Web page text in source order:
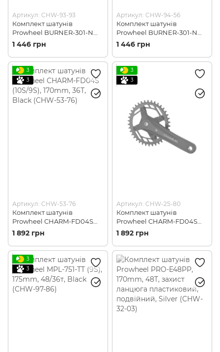
Артикул: CHW-93-93
Комплект шатунів
Prowheel BURNER-301-N
(8S), 170mm, 22/32/42T,
Black (CHW-93-93)
1 446 грн
Артикул: CHW-94-56
Комплект шатунів
Prowheel BURNER-301-N
(8S), 175mm, 22/32/42T, Black
(CHW-94-56)
1 446 грн
3
3
Артикул: CHW-53-76
Комплект шатунів
Prowheel CHARM-FD04S
(10S/9S), 170mm, 36T, Black
(CHW-53-76)
1 892 грн
3
3
Артикул: CHW-25-80
Комплект шатунів
Prowheel CHARM-FD04S
(10S/9S), 175mm, 36T, Black
(CHW-25-80)
1 892 грн
3
3